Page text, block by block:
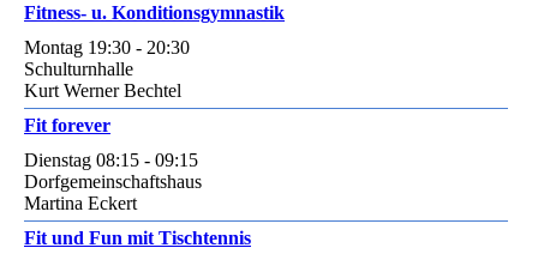
Fitness- u. Konditionsgymnastik
Montag 19:30 - 20:30
Schulturnhalle
Kurt Werner Bechtel
Fit forever
Dienstag 08:15 - 09:15
Dorfgemeinschaftshaus
Martina Eckert
Fit und Fun mit Tischtennis